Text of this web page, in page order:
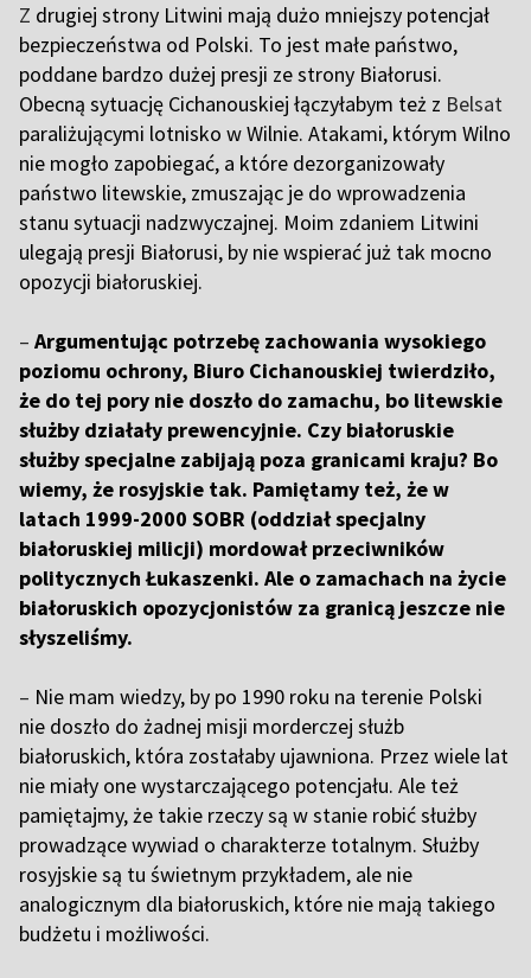
Z drugiej strony Litwini mają dużo mniejszy potencjał
bezpieczeństwa od Polski. To jest małe państwo,
poddane bardzo dużej presji ze strony Białorusi.
Obecną sytuację Cichanouskiej łączyłabym też z Belsat
paraliżującymi lotnisko w Wilnie. Atakami, którym Wilno
nie mogło zapobiegać, a które dezorganizowały
państwo litewskie, zmuszając je do wprowadzenia
stanu sytuacji nadzwyczajnej. Moim zdaniem Litwini
ulegają presji Białorusi, by nie wspierać już tak mocno
opozycji białoruskiej.
– Argumentując potrzebę zachowania wysokiego
poziomu ochrony, Biuro Cichanouskiej twierdziło,
że do tej pory nie doszło do zamachu, bo litewskie
służby działały prewencyjnie. Czy białoruskie
służby specjalne zabijają poza granicami kraju? Bo
wiemy, że rosyjskie tak. Pamiętamy też, że w
latach 1999-2000 SOBR (oddział specjalny
białoruskiej milicji) mordował przeciwników
politycznych Łukaszenki. Ale o zamachach na życie
białoruskich opozycjonistów za granicą jeszcze nie
słyszeliśmy.
– Nie mam wiedzy, by po 1990 roku na terenie Polski
nie doszło do żadnej misji morderczej służb
białoruskich, która zostałaby ujawniona. Przez wiele lat
nie miały one wystarczającego potencjału. Ale też
pamiętajmy, że takie rzeczy są w stanie robić służby
prowadzące wywiad o charakterze totalnym. Służby
rosyjskie są tu świetnym przykładem, ale nie
analogicznym dla białoruskich, które nie mają takiego
budżetu i możliwości.